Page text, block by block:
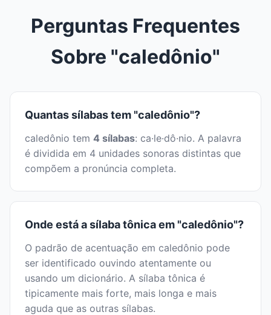
Perguntas Frequentes
Sobre "caledônio"
Quantas sílabas tem "caledônio"?
caledônio tem 4 sílabas: ca·le·dô·nio. A palavra
é dividida em 4 unidades sonoras distintas que
compõem a pronúncia completa.
Onde está a sílaba tônica em "caledônio"?
O padrão de acentuação em caledônio pode
ser identificado ouvindo atentamente ou
usando um dicionário. A sílaba tônica é
tipicamente mais forte, mais longa e mais
aguda que as outras sílabas.